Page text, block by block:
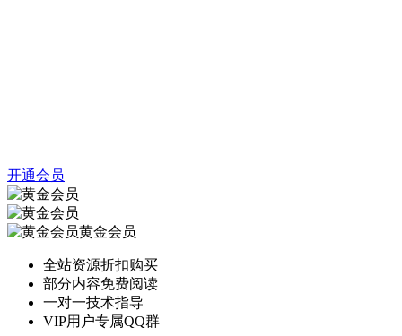
开通会员
黄金会员
全站资源折扣购买
部分内容免费阅读
一对一技术指导
VIP用户专属QQ群